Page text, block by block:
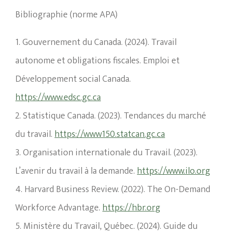
Bibliographie (norme APA)
1. Gouvernement du Canada. (2024). Travail
autonome et obligations fiscales. Emploi et
Développement social Canada.
https://www.edsc.gc.ca
2. Statistique Canada. (2023). Tendances du marché
du travail.https://www150.statcan.gc.ca
3. Organisation internationale du Travail. (2023).
L’avenir du travail à la demande.https://www.ilo.org
4. Harvard Business Review. (2022). The On-Demand
Workforce Advantage.https://hbr.org
5. Ministère du Travail, Québec. (2024). Guide du